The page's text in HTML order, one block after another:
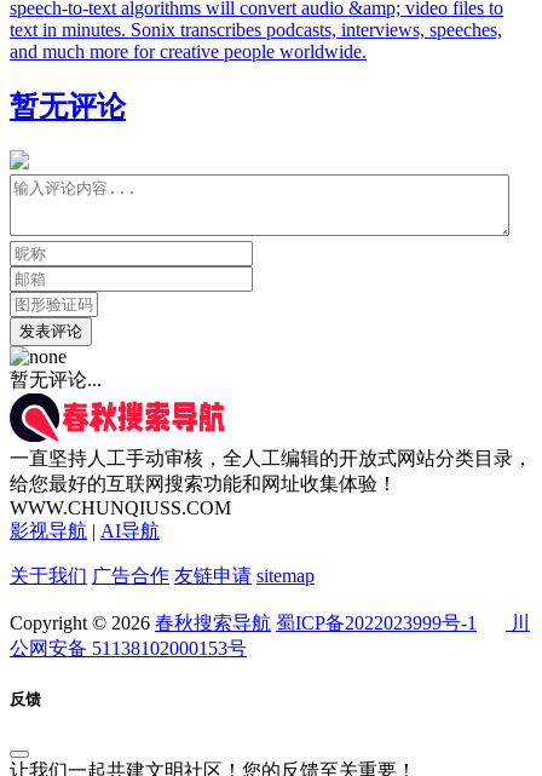
speech-to-text algorithms will convert audio &amp; video files to
text in minutes. Sonix transcribes podcasts, interviews, speeches,
and much more for creative people worldwide.
暂无评论
发表评论
暂无评论...
一直坚持人工手动审核，全人工编辑的开放式网站分类目录，
给您最好的互联网搜索功能和网址收集体验！
WWW.CHUNQIUSS.COM
影视导航 | AI导航
关于我们 广告合作 友链申请 sitemap
Copyright © 2026 春秋搜索导航 蜀ICP备2022023999号-1
川
公网安备 51138102000153号
反馈
让我们一起共建文明社区！您的反馈至关重要！